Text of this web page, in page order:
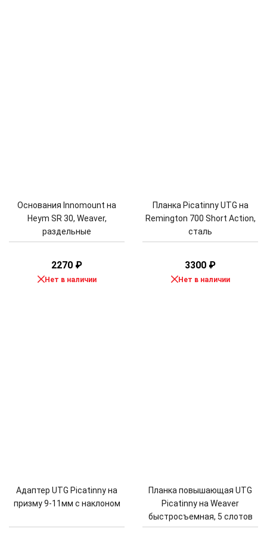
Основания Innomount на
Heym SR 30, Weaver,
раздельные
2270 ₽
Нет в наличии
Планка Picatinny UTG на
Remington 700 Short Action,
сталь
3300 ₽
Нет в наличии
Адаптер UTG Picatinny на
призму 9-11мм с наклоном
Планка повышающая UTG
Picatinny на Weaver
быстросъемная, 5 слотов